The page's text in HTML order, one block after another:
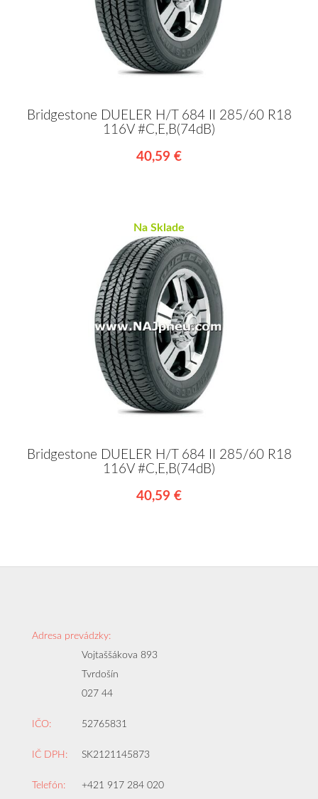
Bridgestone DUELER H/T 684 II 285/60 R18
116V #C,E,B(74dB)
40,59 €
Na Sklade
Bridgestone DUELER H/T 684 II 285/60 R18
116V #C,E,B(74dB)
40,59 €
Adresa prevádzky:
Vojtaššákova 893
Tvrdošín
027 44
IČO: 52765831
IČ DPH: SK2121145873
Telefón: +421 917 284 020